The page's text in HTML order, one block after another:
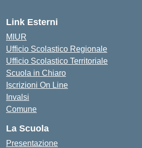
Link Esterni
MIUR
Ufficio Scolastico Regionale
Ufficio Scolastico Territoriale
Scuola in Chiaro
Iscrizioni On Line
Invalsi
Comune
La Scuola
Presentazione